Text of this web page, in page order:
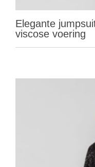
Elegante
viscose voering